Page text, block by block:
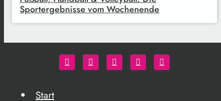
Sportergebnisse vom Wochenende
Start